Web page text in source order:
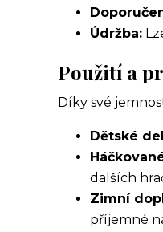
Údržba:
Použití a
Díky své
Dětské
dalších
Zimní
příjemné